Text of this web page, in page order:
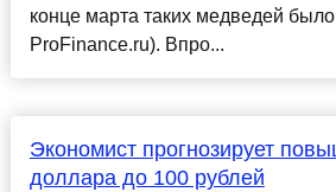
конце марта таких медведей
ProFinance.ru). Впро...
Экономист прогнозирует
доллара до 100 рублей